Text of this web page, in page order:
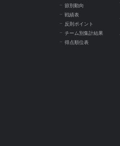
節別動向
戦績表
反則ポイント
チーム別集計結果
得点順位表